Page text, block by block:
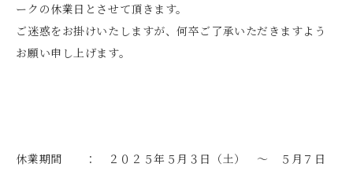
ークの休業日とさせて頂きます。
ご迷惑をお掛けいたしますが、何卒ご了承いただきますよう
お願い申し上げます。
休業期間 ： ２０２５年５月３日（土） ～ ５月７日